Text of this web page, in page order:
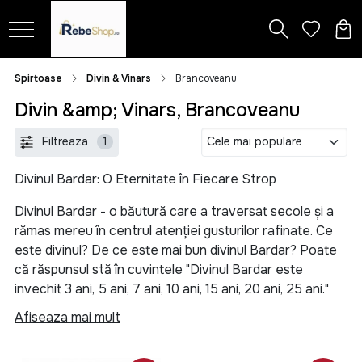
Spirtoase Divin & Vinars Brancoveanu
Divin &amp; Vinars, Brancoveanu
Filtreaza 1
Divinul Bardar: O Eternitate în Fiecare Strop
Divinul Bardar - o băutură care a traversat secole și a
rămas mereu în centrul atenției gusturilor rafinate. Ce
este divinul? De ce este mai bun divinul Bardar? Poate
că răspunsul stă în cuvintele "Divinul Bardar este
invechit 3 ani, 5 ani, 7 ani, 10 ani, 15 ani, 20 ani, 25 ani."
Divinul, în sine, este un elixir prețios obținut din
Afiseaza mai mult